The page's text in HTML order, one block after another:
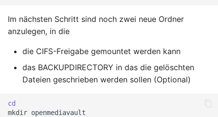
August 2023
Mai 2023
April 2023
Im nächsten Schritt sind noch zwei neue Ordner
anzulegen, in die
die CIFS-Freigabe gemountet werden kann
das BACKUPDIRECTORY in das die gelöschten
Dateien geschrieben werden sollen (Optional)
cd
mkdir